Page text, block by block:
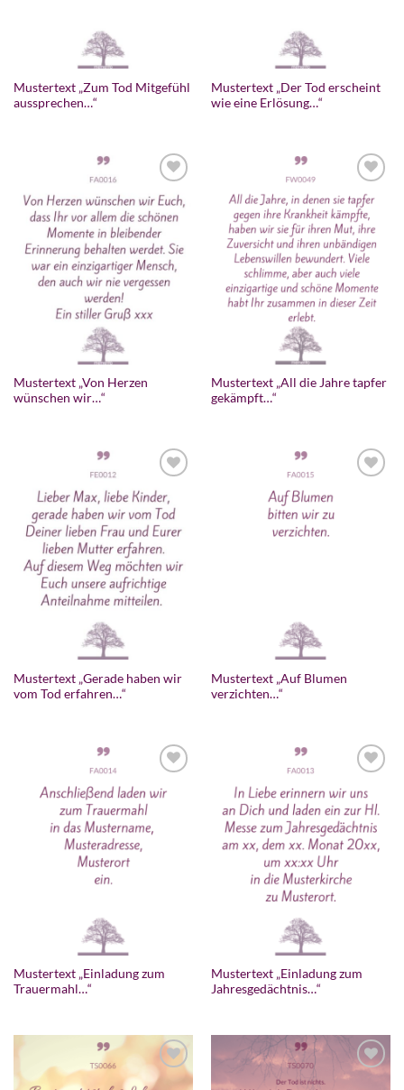
Mustertext „Zum Tod Mitgefühl
aussprechen…“
Mustertext „Der Tod erscheint
wie eine Erlösung…“
Mustertext „Von Herzen
wünschen wir…“
Mustertext „All die Jahre tapfer
gekämpft…“
Mustertext „Gerade haben wir
vom Tod erfahren…“
Mustertext „Auf Blumen
verzichten…“
Mustertext „Einladung zum
Trauermahl…“
Mustertext „Einladung zum
Jahresgedächtnis…“